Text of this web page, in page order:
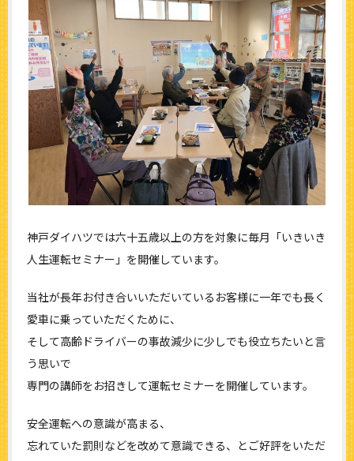
神戸ダイハツでは六十五歳以上の方を対象に毎月「いきいき
人生運転セミナー」を開催しています。
当社が長年お付き合いいただいているお客様に一年でも長く
愛車に乗っていただくために、
そして高齢ドライバーの事故減少に少しでも役立ちたいと言
う思いで
専門の講師をお招きして運転セミナーを開催しています。
安全運転への意識が高まる、
忘れていた罰則などを改めて意識できる、とご好評をいただ